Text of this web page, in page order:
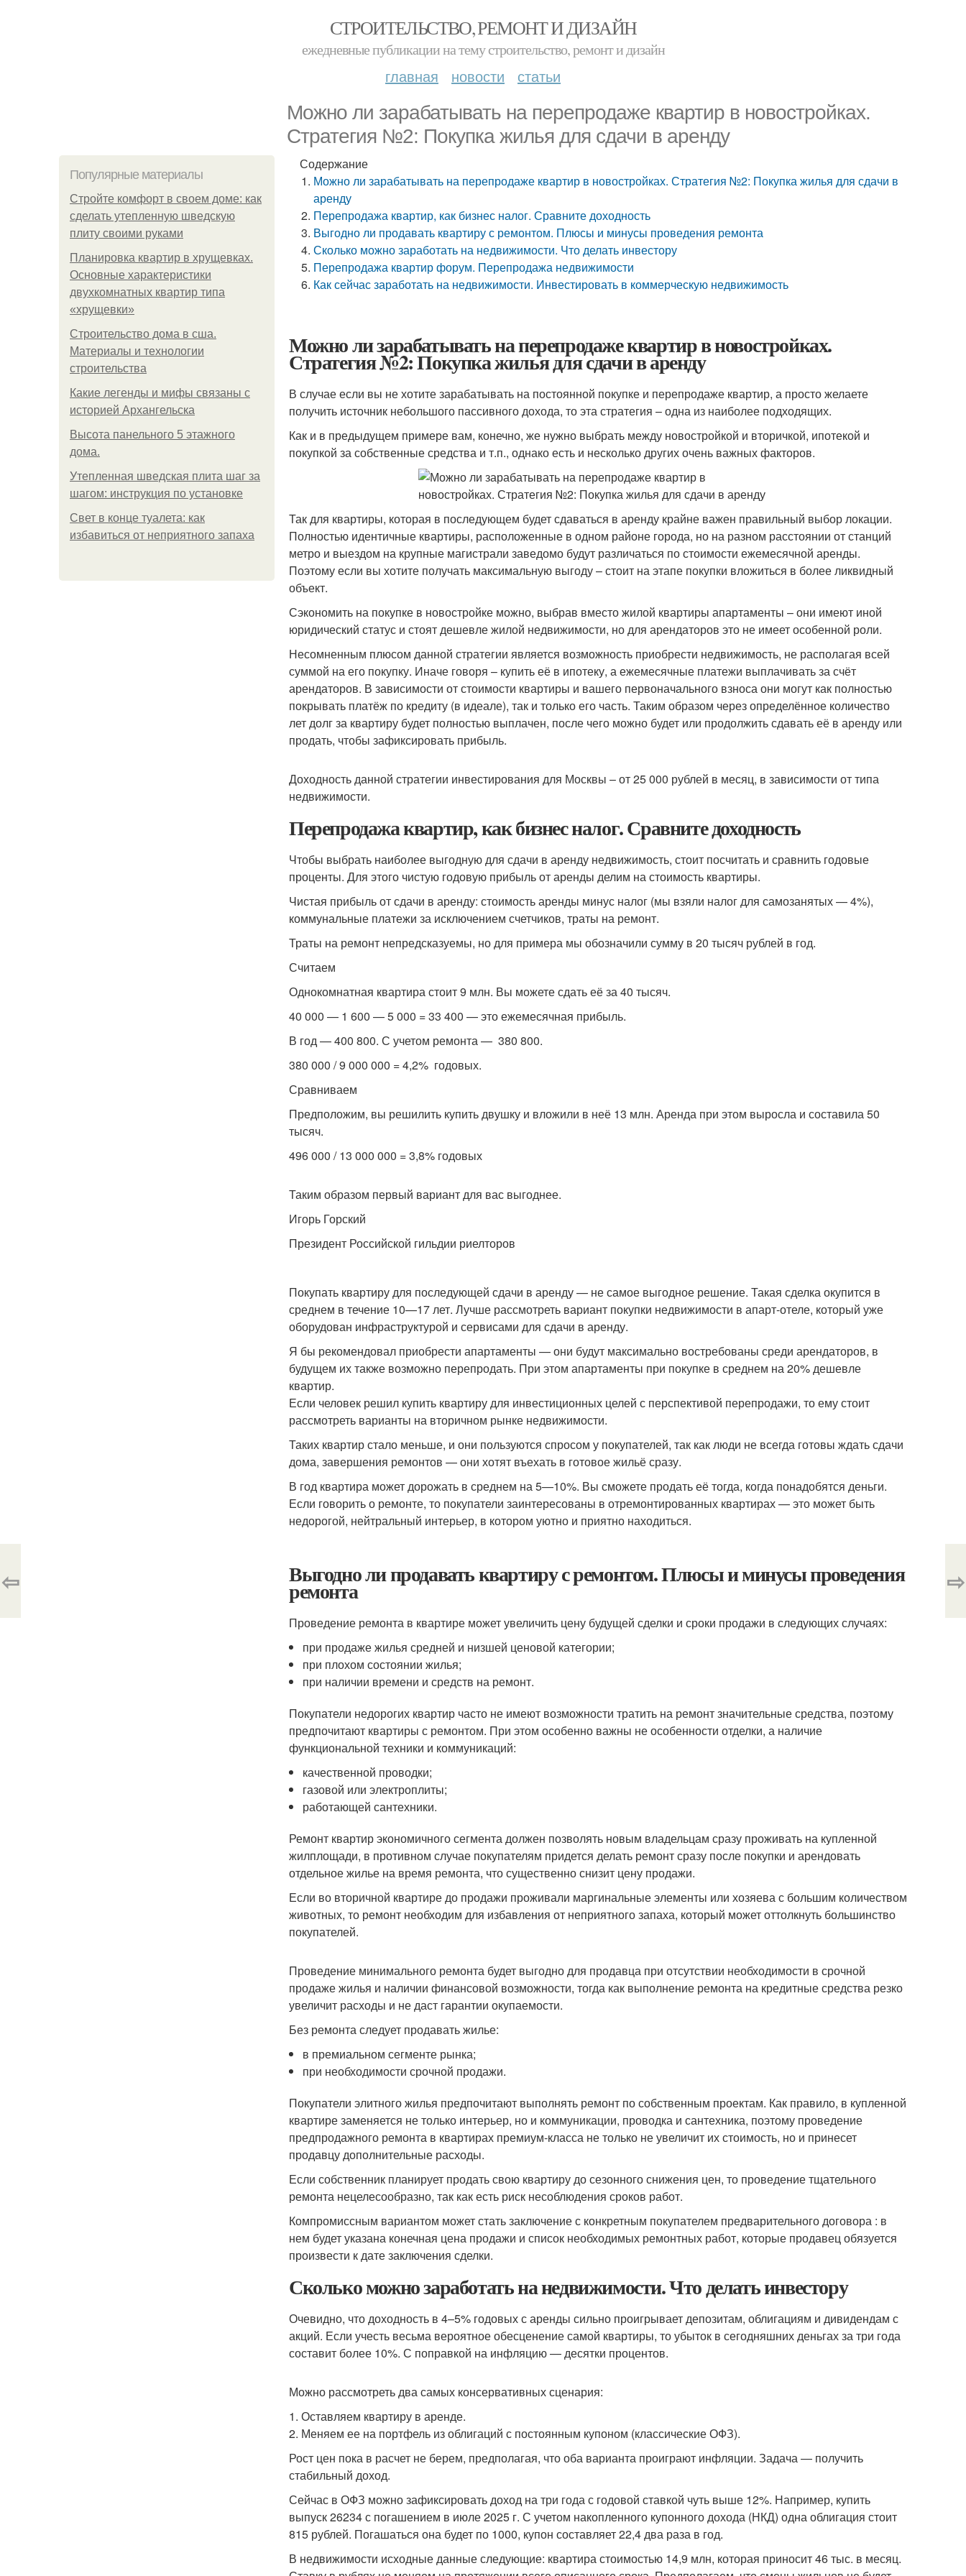
СТРОИТЕЛЬСТВО, РЕМОНТ И ДИЗАЙН
ежедневные публикации на тему строительство, ремонт и дизайн
главная новости статьи
Можно ли зарабатывать на перепродаже квартир в новостройках.
Стратегия №2: Покупка жилья для сдачи в аренду
Популярные материалы
Стройте комфорт в своем доме: как
сделать утепленную шведскую
плиту своими руками
Планировка квартир в хрущевках.
Основные характеристики
двухкомнатных квартир типа
«хрущевки»
Строительство дома в сша.
Материалы и технологии
строительства
Какие легенды и мифы связаны с
историей Архангельска
Высота панельного 5 этажного
дома.
Утепленная шведская плита шаг за
шагом: инструкция по установке
Свет в конце туалета: как
избавиться от неприятного запаха
Содержание
Можно ли зарабатывать на перепродаже квартир в новостройках. Стратегия №2: Покупка жилья для сдачи в
аренду
Перепродажа квартир, как бизнес налог. Сравните доходность
Выгодно ли продавать квартиру с ремонтом. Плюсы и минусы проведения ремонта
Сколько можно заработать на недвижимости. Что делать инвестору
Перепродажа квартир форум. Перепродажа недвижимости
Как сейчас заработать на недвижимости. Инвестировать в коммерческую недвижимость
Можно ли зарабатывать на перепродаже квартир в новостройках.
Стратегия №2: Покупка жилья для сдачи в аренду
В случае если вы не хотите зарабатывать на постоянной покупке и перепродаже квартир, а просто желаете
получить источник небольшого пассивного дохода, то эта стратегия – одна из наиболее подходящих.
Как и в предыдущем примере вам, конечно, же нужно выбрать между новостройкой и вторичкой, ипотекой и
покупкой за собственные средства и т.п., однако есть и несколько других очень важных факторов.
Так для квартиры, которая в последующем будет сдаваться в аренду крайне важен правильный выбор локации.
Полностью идентичные квартиры, расположенные в одном районе города, но на разном расстоянии от станций
метро и выездом на крупные магистрали заведомо будут различаться по стоимости ежемесячной аренды.
Поэтому если вы хотите получать максимальную выгоду – стоит на этапе покупки вложиться в более ликвидный
объект.
Сэкономить на покупке в новостройке можно, выбрав вместо жилой квартиры апартаменты – они имеют иной
юридический статус и стоят дешевле жилой недвижимости, но для арендаторов это не имеет особенной роли.
Несомненным плюсом данной стратегии является возможность приобрести недвижимость, не располагая всей
суммой на его покупку. Иначе говоря – купить её в ипотеку, а ежемесячные платежи выплачивать за счёт
арендаторов. В зависимости от стоимости квартиры и вашего первоначального взноса они могут как полностью
покрывать платёж по кредиту (в идеале), так и только его часть. Таким образом через определённое количество
лет долг за квартиру будет полностью выплачен, после чего можно будет или продолжить сдавать её в аренду или
продать, чтобы зафиксировать прибыль.
Доходность данной стратегии инвестирования для Москвы – от 25 000 рублей в месяц, в зависимости от типа
недвижимости.
Перепродажа квартир, как бизнес налог. Сравните доходность
Чтобы выбрать наиболее выгодную для сдачи в аренду недвижимость, стоит посчитать и сравнить годовые
проценты. Для этого чистую годовую прибыль от аренды делим на стоимость квартиры.
Чистая прибыль от сдачи в аренду: стоимость аренды минус налог (мы взяли налог для самозанятых — 4%),
коммунальные платежи за исключением счетчиков, траты на ремонт.
Траты на ремонт непредсказуемы, но для примера мы обозначили сумму в 20 тысяч рублей в год.
Считаем
Однокомнатная квартира стоит 9 млн. Вы можете сдать её за 40 тысяч.
40 000 — 1 600 — 5 000 = 33 400 — это ежемесячная прибыль.
В год — 400 800. С учетом ремонта — 380 800.
380 000 / 9 000 000 = 4,2% годовых.
Сравниваем
Предположим, вы решилить купить двушку и вложили в неё 13 млн. Аренда при этом выросла и составила 50
тысяч.
496 000 / 13 000 000 = 3,8% годовых
Таким образом первый вариант для вас выгоднее.
Игорь Горский
Президент Российской гильдии риелторов
Покупать квартиру для последующей сдачи в аренду — не самое выгодное решение. Такая сделка окупится в
среднем в течение 10—17 лет. Лучше рассмотреть вариант покупки недвижимости в апарт-отеле, который уже
оборудован инфраструктурой и сервисами для сдачи в аренду.
Я бы рекомендовал приобрести апартаменты — они будут максимально востребованы среди арендаторов, в
будущем их также возможно перепродать. При этом апартаменты при покупке в среднем на 20% дешевле
квартир.
Если человек решил купить квартиру для инвестиционных целей с перспективой перепродажи, то ему стоит
рассмотреть варианты на вторичном рынке недвижимости.
Таких квартир стало меньше, и они пользуются спросом у покупателей, так как люди не всегда готовы ждать сдачи
дома, завершения ремонтов — они хотят въехать в готовое жильё сразу.
В год квартира может дорожать в среднем на 5—10%. Вы сможете продать её тогда, когда понадобятся деньги.
Если говорить о ремонте, то покупатели заинтересованы в отремонтированных квартирах — это может быть
недорогой, нейтральный интерьер, в котором уютно и приятно находиться.
Выгодно ли продавать квартиру с ремонтом. Плюсы и минусы проведения
ремонта
Проведение ремонта в квартире может увеличить цену будущей сделки и сроки продажи в следующих случаях:
при продаже жилья средней и низшей ценовой категории;
при плохом состоянии жилья;
при наличии времени и средств на ремонт.
Покупатели недорогих квартир часто не имеют возможности тратить на ремонт значительные средства, поэтому
предпочитают квартиры с ремонтом. При этом особенно важны не особенности отделки, а наличие
функциональной техники и коммуникаций:
качественной проводки;
газовой или электроплиты;
работающей сантехники.
Ремонт квартир экономичного сегмента должен позволять новым владельцам сразу проживать на купленной
жилплощади, в противном случае покупателям придется делать ремонт сразу после покупки и арендовать
отдельное жилье на время ремонта, что существенно снизит цену продажи.
Если во вторичной квартире до продажи проживали маргинальные элементы или хозяева с большим количеством
животных, то ремонт необходим для избавления от неприятного запаха, который может оттолкнуть большинство
покупателей.
Проведение минимального ремонта будет выгодно для продавца при отсутствии необходимости в срочной
продаже жилья и наличии финансовой возможности, тогда как выполнение ремонта на кредитные средства резко
увеличит расходы и не даст гарантии окупаемости.
Без ремонта следует продавать жилье:
в премиальном сегменте рынка;
при необходимости срочной продажи.
Покупатели элитного жилья предпочитают выполнять ремонт по собственным проектам. Как правило, в купленной
квартире заменяется не только интерьер, но и коммуникации, проводка и сантехника, поэтому проведение
предпродажного ремонта в квартирах премиум-класса не только не увеличит их стоимость, но и принесет
продавцу дополнительные расходы.
Если собственник планирует продать свою квартиру до сезонного снижения цен, то проведение тщательного
ремонта нецелесообразно, так как есть риск несоблюдения сроков работ.
Компромиссным вариантом может стать заключение с конкретным покупателем предварительного договора : в
нем будет указана конечная цена продажи и список необходимых ремонтных работ, которые продавец обязуется
произвести к дате заключения сделки.
Сколько можно заработать на недвижимости. Что делать инвестору
Очевидно, что доходность в 4–5% годовых с аренды сильно проигрывает депозитам, облигациям и дивидендам с
акций. Если учесть весьма вероятное обесценение самой квартиры, то убыток в сегодняшних деньгах за три года
составит более 10%. С поправкой на инфляцию — десятки процентов.
Можно рассмотреть два самых консервативных сценария:
1. Оставляем квартиру в аренде.
2. Меняем ее на портфель из облигаций с постоянным купоном (классические ОФЗ).
Рост цен пока в расчет не берем, предполагая, что оба варианта проиграют инфляции. Задача — получить
стабильный доход.
Сейчас в ОФЗ можно зафиксировать доход на три года с годовой ставкой чуть выше 12%. Например, купить
выпуск 26234 с погашением в июле 2025 г. С учетом накопленного купонного дохода (НКД) одна облигация стоит
815 рублей. Погашаться она будет по 1000, купон составляет 22,4 два раза в год.
В недвижимости исходные данные следующие: квартира стоимостью 14,9 млн, которая приносит 46 тыс. в месяц.
⇦ ⇨